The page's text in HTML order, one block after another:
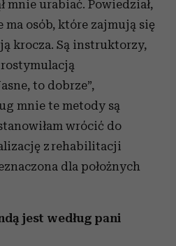
mnie urabiać. Powiedział,
ma osób, które zajmują się
krocza. Są instruktorzy,
to dobrze”,
mnie te metody są
wrócić do
z rehabilitacji
dla położnych
jest według pani